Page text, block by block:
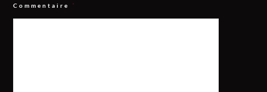
Commentaire *